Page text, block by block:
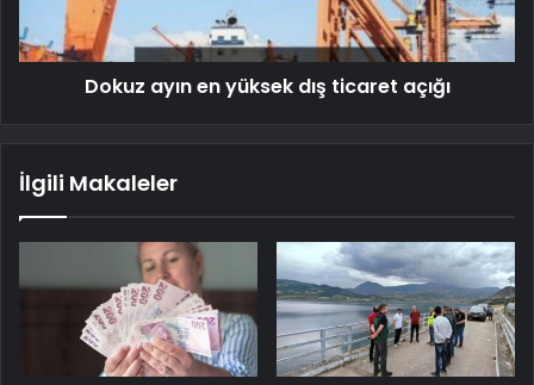
Dokuz ayın en yüksek dış ticaret açığı
İlgili Makaleler